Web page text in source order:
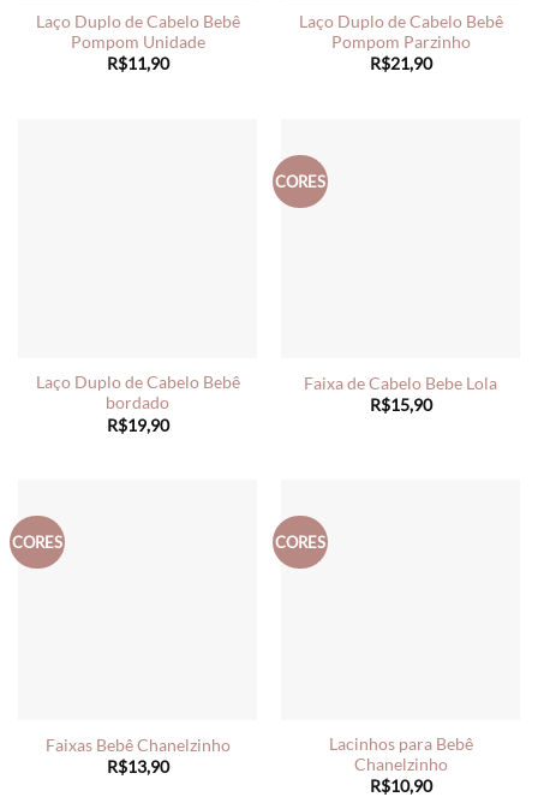
Laço Duplo de Cabelo Bebê
Pompom Unidade
R$11,90
Laço Duplo de Cabelo Bebê
Pompom Parzinho
R$21,90
Laço Duplo de Cabelo Bebê
bordado
R$19,90
CORES
Faixa de Cabelo Bebe Lola
R$15,90
CORES
Faixas Bebê Chanelzinho
R$13,90
CORES
Lacinhos para Bebê
Chanelzinho
R$10,90